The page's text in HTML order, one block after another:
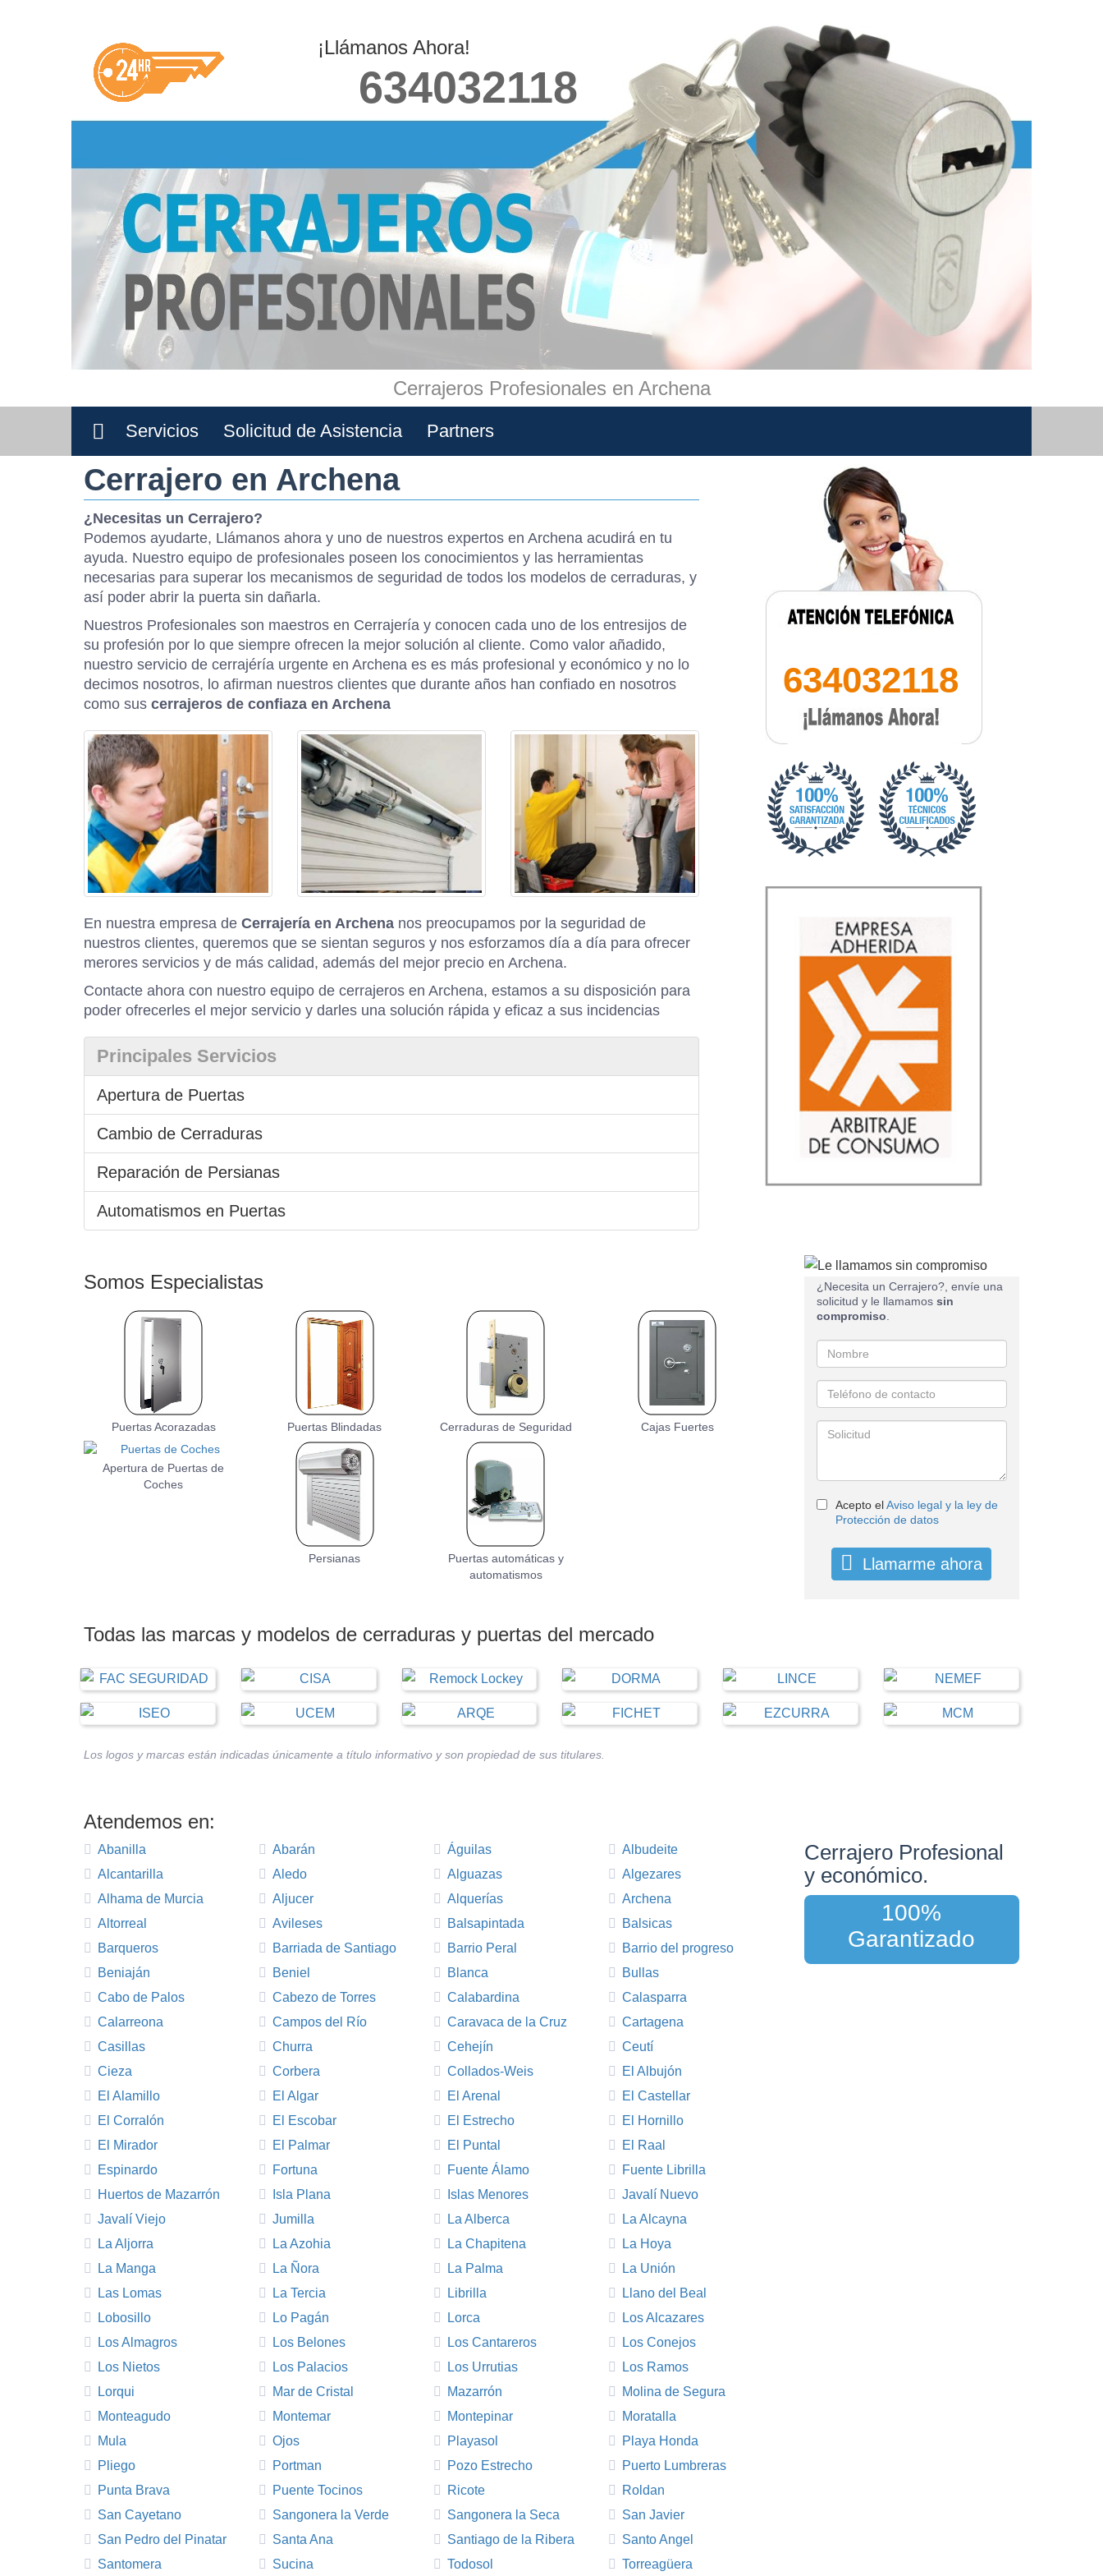
¡Llámanos Ahora!
634032118
Cerrajeros Profesionales en Archena
Servicios Solicitud de Asistencia Partners
Cerrajero en Archena
¿Necesitas un Cerrajero?
Podemos ayudarte, Llámanos ahora y uno de nuestros expertos en Archena acudirá en tu
ayuda. Nuestro equipo de profesionales poseen los conocimientos y las herramientas
necesarias para superar los mecanismos de seguridad de todos los modelos de cerraduras, y
así poder abrir la puerta sin dañarla.
Nuestros Profesionales son maestros en Cerrajería y conocen cada uno de los entresijos de
su profesión por lo que siempre ofrecen la mejor solución al cliente. Como valor añadido,
nuestro servicio de cerrajéría urgente en Archena es es más profesional y económico y no lo
decimos nosotros, lo afirman nuestros clientes que durante años han confiado en nosotros
como sus cerrajeros de confiaza en Archena
En nuestra empresa de Cerrajería en Archena nos preocupamos por la seguridad de
nuestros clientes, queremos que se sientan seguros y nos esforzamos día a día para ofrecer
merores servicios y de más calidad, además del mejor precio en Archena.
Contacte ahora con nuestro equipo de cerrajeros en Archena, estamos a su disposición para
poder ofrecerles el mejor servicio y darles una solución rápida y eficaz a sus incidencias
Principales Servicios
Apertura de Puertas
Cambio de Cerraduras
Reparación de Persianas
Automatismos en Puertas
634032118
Somos Especialistas
Puertas Acorazadas Puertas Blindadas Cerraduras de Seguridad Cajas Fuertes
Apertura de Puertas de
Coches
Persianas
Puertas automáticas y
automatismos
¿Necesita un Cerrajero?, envíe una
solicitud y le llamamos sin
compromiso.
Acepto elAviso legal y la ley de
Protección de datos
Llamarme ahora
Todas las marcas y modelos de cerraduras y puertas del mercado
Los logos y marcas están indicadas únicamente a título informativo y son propiedad de sus titulares.
Atendemos en:
Abanilla Abarán Águilas
Albudeite
Alcantarilla
Aledo Alguazas
Algezares
Alhama de Murcia
Aljucer Alquerías
Archena
Altorreal
Avileses Balsapintada
Balsicas
Barqueros
Barriada de Santiago Barrio Peral
Barrio del progreso
Beniaján
Beniel Blanca
Bullas
Cabo de Palos
Cabezo de Torres Calabardina
Calasparra
Calarreona
Campos del Río Caravaca de la Cruz
Cartagena
Casillas
Churra Cehejín
Ceutí
Cieza
Corbera Collados-Weis
El Albujón
El Alamillo
El Algar El Arenal
El Castellar
El Corralón
El Escobar El Estrecho
El Hornillo
El Mirador
El Palmar El Puntal
El Raal
Espinardo
Fortuna Fuente Álamo
Fuente Librilla
Huertos de Mazarrón
Isla Plana Islas Menores
Javalí Nuevo
Javalí Viejo
Jumilla La Alberca
La Alcayna
La Aljorra
La Azohia La Chapitena
La Hoya
La Manga
La Ñora La Palma
La Unión
Las Lomas
La Tercia Librilla
Llano del Beal
Lobosillo
Lo Pagán Lorca
Los Alcazares
Los Almagros
Los Belones Los Cantareros
Los Conejos
Los Nietos
Los Palacios Los Urrutias
Los Ramos
Lorqui
Mar de Cristal Mazarrón
Molina de Segura
Monteagudo
Montemar Montepinar
Moratalla
Mula
Ojos Playasol
Playa Honda
Pliego
Portman Pozo Estrecho
Puerto Lumbreras
Punta Brava
Puente Tocinos Ricote
Roldan
San Cayetano
Sangonera la Verde Sangonera la Seca
San Javier
San Pedro del Pinatar
Santa Ana Santiago de la Ribera
Santo Angel
Santomera
Sucina Todosol Torreagüera
Cerrajero Profesional
y económico.
100%
Garantizado